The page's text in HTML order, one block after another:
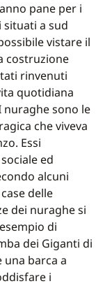
pane per i
a sud
vistare il
costruzione
rinvenuti
quotidiana
nuraghe sono le
che viveva
Essi
ed
alcuni
delle
dei nuraghe si
di
dei Giganti di
una barca a
i